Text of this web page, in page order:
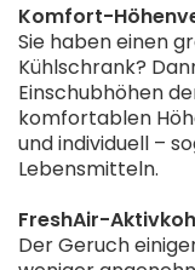
Komfort-
Sie haben einen
Kühlschrank?
Einschubhöhen
komfortablen
und individuell –
Lebensmitteln.
FreshAir-
Der Geruch